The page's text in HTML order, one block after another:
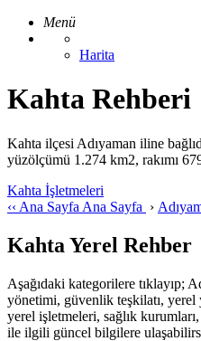
Menü
Harita
Kahta Rehberi
Kahta ilçesi Adıyaman iline
yüzölçümü 1.274 km2, rakımı
Kahta İşletmeleri
‹‹ Ana Sayfa Ana Sayfa ›
Kahta Yerel Rehber
Aşağıdaki kategorilere tıklayıp;
yönetimi, güvenlik teşkilatı, yerel
yerel işletmeleri, sağlık
ile ilgili güncel bilgilere